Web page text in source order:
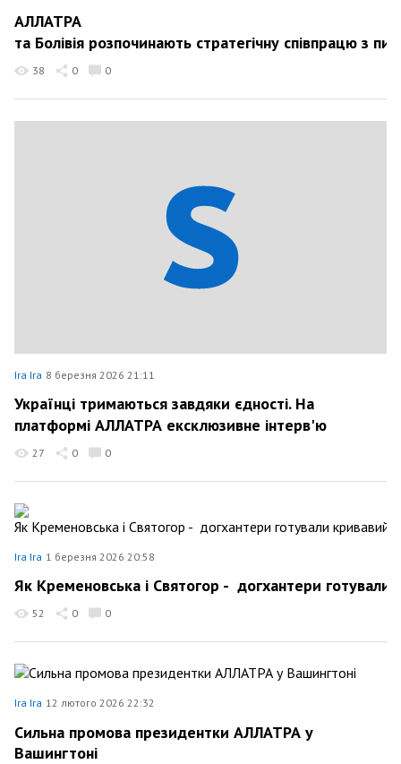
АЛЛАТРА
та Болівія розпочинають стратегічну співпрацю з
38 0 0
Ira Ira 8 березня 2026 21:11
Українці тримаються завдяки єдності. На
платформі АЛЛАТРА ексклюзивне інтерв'ю
27 0 0
Ira Ira 1 березня 2026 20:58
Як Кременовська і Святогор - догхантери готували
52 0 0
Ira Ira 12 лютого 2026 22:32
Сильна промова президентки АЛЛАТРА у
Вашингтоні